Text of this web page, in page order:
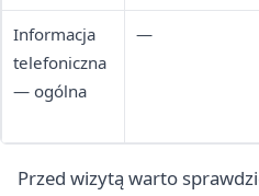
Informacja
telefoniczna
— ogólna
—
Przed wizytą warto